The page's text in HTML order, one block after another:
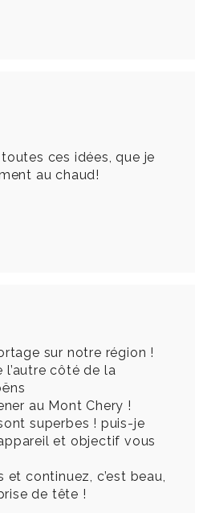
ces idées, que je
au chaud!
sur notre région !
l’autre côté de la
au Mont Chery !
superbes ! puis-je
et objectif vous
et continuez, c’est beau,
de tête !